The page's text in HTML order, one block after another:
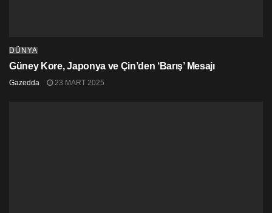
DÜNYA
Güney Kore, Japonya ve Çin’den ‘Barış’ Mesajı
Gazedda 23 MART 2025